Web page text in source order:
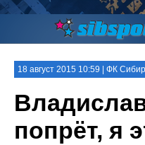
18 август 2015 10:59 | ФК
попрёт, я